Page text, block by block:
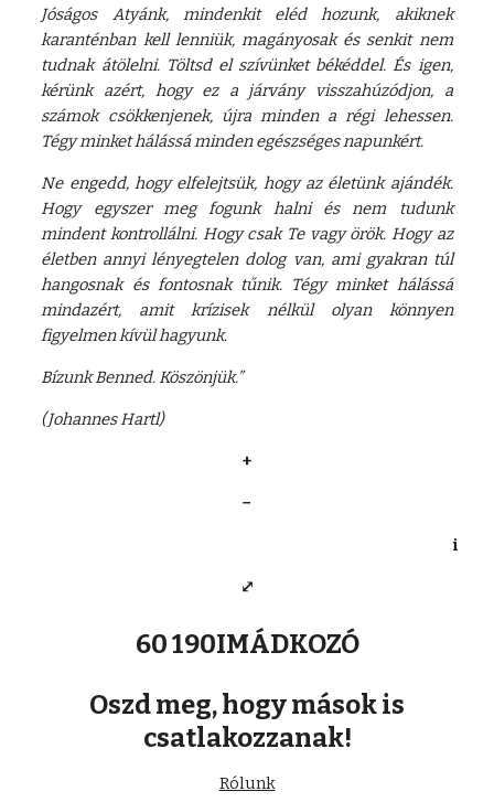
Jóságos Atyánk, mindenkit eléd hozunk, akiknek
karanténban kell lenniük, magányosak és senkit nem
tudnak átölelni. Töltsd el szívünket békéddel. És igen,
kérünk azért, hogy ez a járvány visszahúzódjon, a
számok csökkenjenek, újra minden a régi lehessen.
Tégy minket hálássá minden egészséges napunkért.
Ne engedd, hogy elfelejtsük, hogy az életünk ajándék.
Hogy egyszer meg fogunk halni és nem tudunk
mindent kontrollálni. Hogy csak Te vagy örök. Hogy az
életben annyi lényegtelen dolog van, ami gyakran túl
hangosnak és fontosnak tűnik. Tégy minket hálássá
mindazért, amit krízisek nélkül olyan könnyen
figyelmen kívül hagyunk.
Bízunk Benned. Köszönjük.”
(Johannes Hartl)
+
−
i
⤢
60 190IMÁDKOZÓ
Oszd meg, hogy mások is
csatlakozzanak!
Rólunk